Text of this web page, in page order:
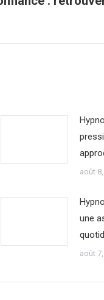
août
une
août